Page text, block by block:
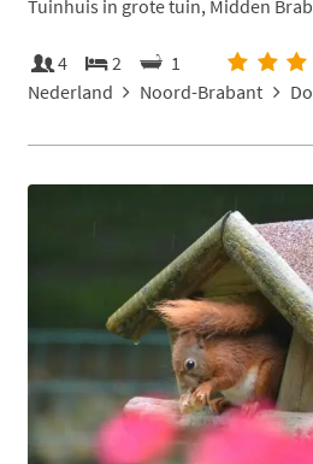
Tuinhuis in grote tuin, Midden
4 2
1
Nederland
Noord-Brabant